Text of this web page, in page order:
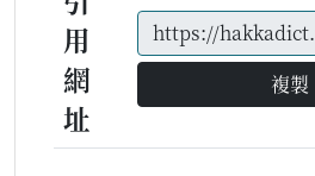
用
網
址
複製